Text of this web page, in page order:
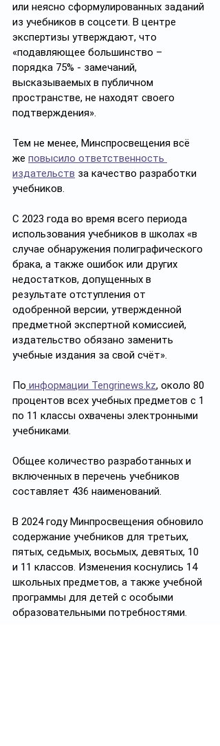
или неясно сформулированных заданий
из учебников в соцсети. В центре
экспертизы утверждают, что
«подавляющее большинство –
порядка 75% - замечаний,
высказываемых в публичном
пространстве, не находят своего
подтверждения».
Тем не менее, Минспросвещения всё
же повысило ответственность
издательств за качество разработки
учебников.
С 2023 года во время всего периода
использования учебников в школах «в
случае обнаружения полиграфического
брака, а также ошибок или других
недостатков, допущенных в
результате отступления от
одобренной версии, утвержденной
предметной экспертной комиссией,
издательство обязано заменить
учебные издания за свой счёт».
По информации Tengrinews.kz, около 80
процентов всех учебных предметов с 1
по 11 классы охвачены электронными
учебниками.
Общее количество разработанных и
включенных в перечень учебников
составляет 436 наименований.
В 2024 году Минпросвещения обновило
содержание учебников для третьих,
пятых, седьмых, восьмых, девятых, 10
и 11 классов. Изменения коснулись 14
школьных предметов, а также учебной
программы для детей с особыми
образовательными потребностями.